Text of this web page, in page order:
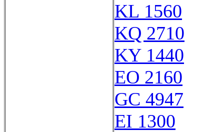
KL 1560
KQ 2710
KY 1440
EO 2160
GC 4947
EI 1300